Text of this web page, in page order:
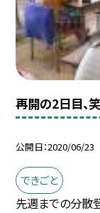
再開の2日目、
公開日 2020/06/23
できごと
先週までの分散